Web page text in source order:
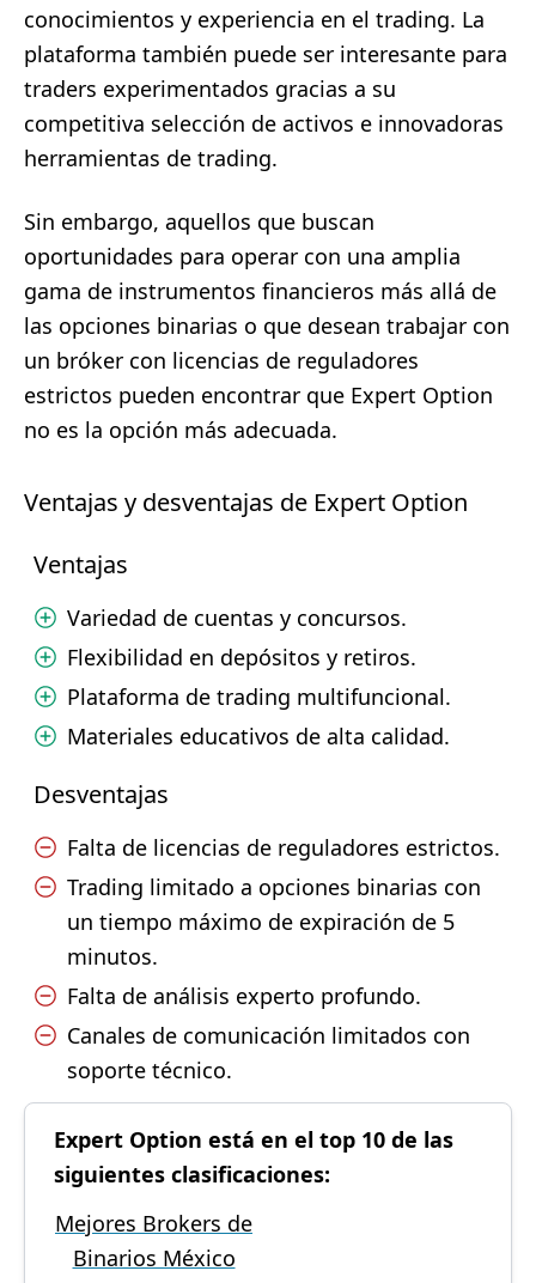
conocimientos y experiencia en el trading. La
plataforma también puede ser interesante para
traders experimentados gracias a su
competitiva selección de activos e innovadoras
herramientas de trading.
Sin embargo, aquellos que buscan
oportunidades para operar con una amplia
gama de instrumentos financieros más allá de
las opciones binarias o que desean trabajar con
un bróker con licencias de reguladores
estrictos pueden encontrar que Expert Option
no es la opción más adecuada.
Ventajas y desventajas de Expert Option
Ventajas
Variedad de cuentas y concursos.
Flexibilidad en depósitos y retiros.
Plataforma de trading multifuncional.
Materiales educativos de alta calidad.
Desventajas
Falta de licencias de reguladores estrictos.
Trading limitado a opciones binarias con
un tiempo máximo de expiración de 5
minutos.
Falta de análisis experto profundo.
Canales de comunicación limitados con
soporte técnico.
Expert Option está en el top 10 de las
siguientes clasificaciones:
Mejores Brokers de
Binarios México